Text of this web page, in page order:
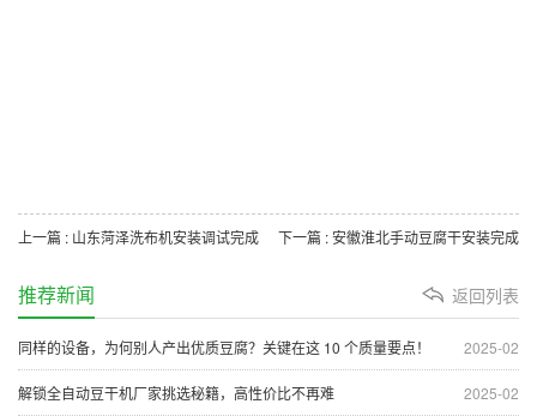
上一篇 : 山东菏泽洗布机安装调试完成 下一篇 : 安徽淮北手动豆腐干安装完成
返回列表
推荐新闻
2025-02
同样的设备，为何别人产出优质豆腐？关键在这 10 个质量要点！
2025-02
解锁全自动豆干机厂家挑选秘籍，高性价比不再难